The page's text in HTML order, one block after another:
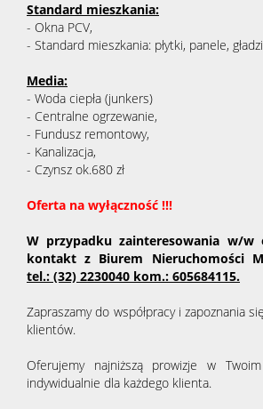
Standard mieszkania:
- Okna PCV,
- Standard mieszkania: płytki, panele,
Media:
- Woda ciepła (junkers)
- Centralne ogrzewanie,
- Fundusz remontowy,
- Kanalizacja,
- Czynsz ok.680 zł
Oferta na wyłączność !!!
W przypadku zainteresowania w/
kontakt z Biurem Nieruchomości
tel.: (32) 2230040 kom.: 605684115.
Zapraszamy do współpracy i zapoznania
klientów.
Oferujemy najniższą prowizje w
indywidualnie dla każdego klienta.